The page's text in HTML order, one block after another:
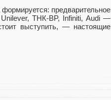
предварительное
ТНК-BP, Infiniti, Audi —
выступить, — настоящие